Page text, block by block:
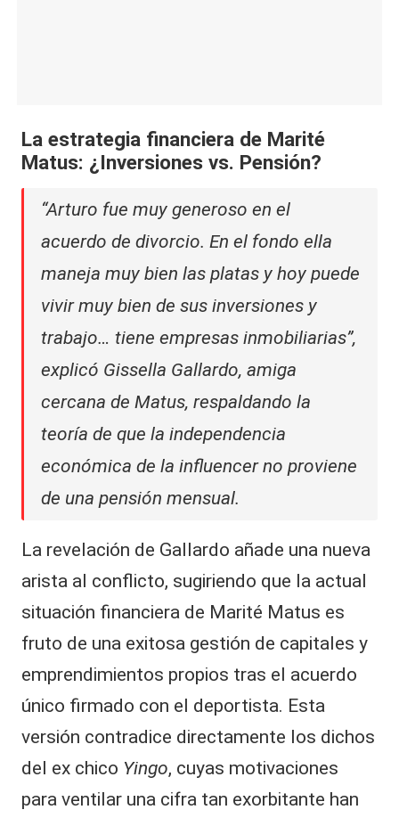
La estrategia financiera de Marité
Matus: ¿Inversiones vs. Pensión?
“Arturo fue muy generoso en el
acuerdo de divorcio. En el fondo ella
maneja muy bien las platas y hoy puede
vivir muy bien de sus inversiones y
trabajo… tiene empresas inmobiliarias”,
explicó Gissella Gallardo, amiga
cercana de Matus, respaldando la
teoría de que la independencia
económica de la influencer no proviene
de una pensión mensual.
La revelación de Gallardo añade una nueva
arista al conflicto, sugiriendo que la actual
situación financiera de Marité Matus es
fruto de una exitosa gestión de capitales y
emprendimientos propios tras el acuerdo
único firmado con el deportista. Esta
versión contradice directamente los dichos
del ex chico Yingo, cuyas motivaciones
para ventilar una cifra tan exorbitante han